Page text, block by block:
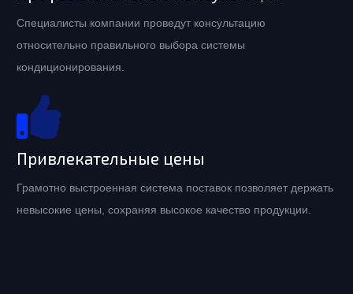
Специалисты компании проведут консультацию
относительно правильного выбора системы
кондиционирования.
Привлекательные цены
Грамотно выстроенная система поставок позволяет держать
невысокие цены, сохраняя высокое качество продукции.